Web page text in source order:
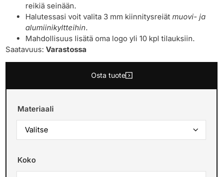
reikiä seinään.
Halutessasi voit valita 3 mm kiinnitysreiätmuovi- ja
alumiinikyltteihin.
Mahdollisuus lisätä oma logo yli 10 kpl tilauksiin.
Saatavuus:Varastossa
Osta tuote
Materiaali
Koko